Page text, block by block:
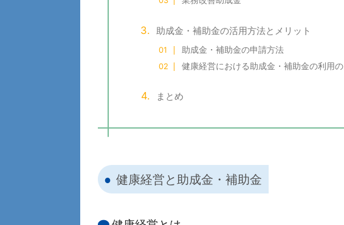
助成金・補助金の活用方法とメリット
助成金・補助金の申請方法
健康経営における助成金・補助金の利用
まとめ
健康経営と助成金・補助金